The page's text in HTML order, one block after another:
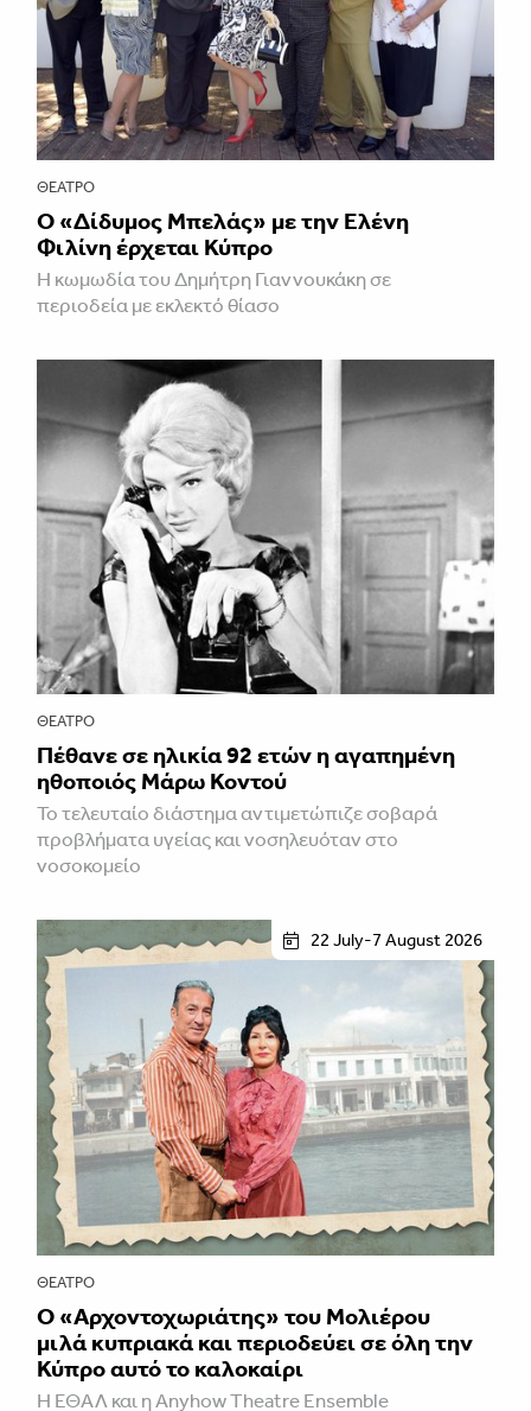
ΘΈΑΤΡΟ
Ο «Δίδυμος Μπελάς» με την Ελένη
Φιλίνη έρχεται Κύπρο
Η κωμωδία του Δημήτρη Γιαννουκάκη σε
περιοδεία με εκλεκτό θίασο
ΘΈΑΤΡΟ
Πέθανε σε ηλικία 92 ετών η αγαπημένη
ηθοποιός Μάρω Κοντού
Το τελευταίο διάστημα αντιμετώπιζε σοβαρά
προβλήματα υγείας και νοσηλευόταν στο
νοσοκομείο
22 July-7 August 2026
ΘΈΑΤΡΟ
Ο «Αρχοντοχωριάτης» του Μολιέρου
μιλά κυπριακά και περιοδεύει σε όλη την
Κύπρο αυτό το καλοκαίρι
Η ΕΘΑΛ και η Anyhow Theatre Ensemble